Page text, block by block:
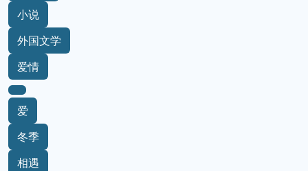
小说
外国文学
爱情
爱
冬季
相遇